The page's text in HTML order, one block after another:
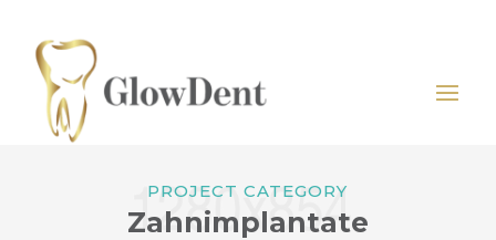
PROJECT CATEGORY
Zahnimplantate